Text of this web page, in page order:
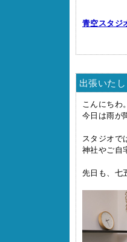
青空スタジ
出張いた
こんにちわ。
今日は雨が
スタジオで
神社やご自
先日も、七